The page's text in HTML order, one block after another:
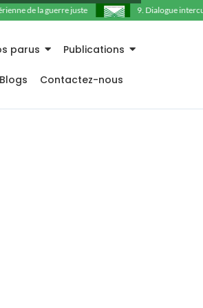
de la guerre juste 9. Dialogue
parus Publications
Blogs Contactez-nous